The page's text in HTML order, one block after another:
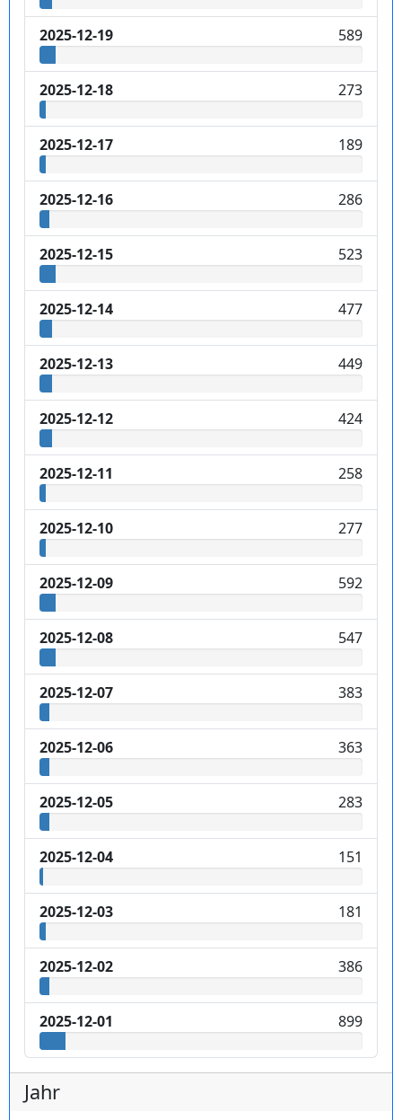
2025-12-19 589
2025-12-18 273
2025-12-17 189
2025-12-16 286
2025-12-15 523
2025-12-14 477
2025-12-13 449
2025-12-12 424
2025-12-11 258
2025-12-10 277
2025-12-09 592
2025-12-08 547
2025-12-07 383
2025-12-06 363
2025-12-05 283
2025-12-04 151
2025-12-03 181
2025-12-02 386
2025-12-01 899
Jahr